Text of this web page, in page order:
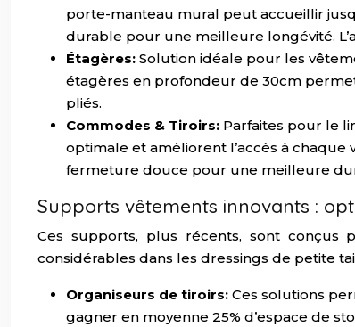
porte-manteau mural peut accueillir
durable pour une meilleure longévité.
Étagères: Solution idéale pour les
étagères en profondeur de 30cm
pliés.
Commodes & Tiroirs: Parfaites pour le
optimale et améliorent l’accès à chaque
fermeture douce pour une meilleure
Supports vêtements innovants :
Ces supports, plus récents, sont conçus
considérables dans les dressings de petite
Organiseurs de tiroirs: Ces solutions
gagner en moyenne 25% d’espace de